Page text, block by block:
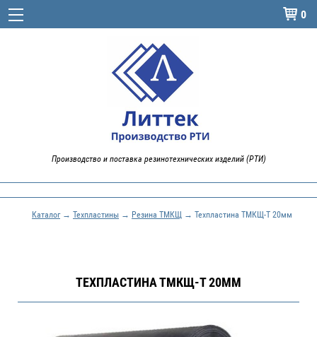
 0
Производство и поставка резинотехнических изделий (РТИ)
Каталог→ Техпластины → Резина ТМКЩ → Техпластина ТМКЩ-Т 20мм
ТЕХПЛАСТИНА ТМКЩ-Т 20ММ